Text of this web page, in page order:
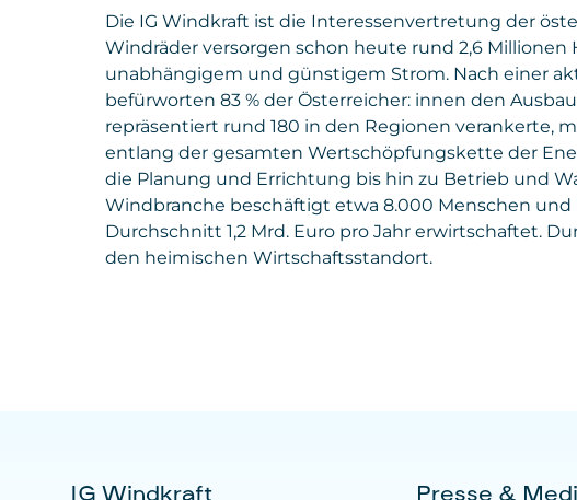
Die IG Windkraft ist die Interessenvertretung der
Windräder versorgen schon heute rund 2,6
unabhängigem und günstigem Strom. Nach einer
befürworten 83 % der Österreicher: innen den
repräsentiert rund 180 in den Regionen verankerte,
entlang der gesamten Wertschöpfungskette der
die Planung und Errichtung bis hin zu Betrieb und
Windbranche beschäftigt etwa 8.000 Menschen
Durchschnitt 1,2 Mrd. Euro pro Jahr erwirtschaftet.
den heimischen Wirtschaftsstandort.